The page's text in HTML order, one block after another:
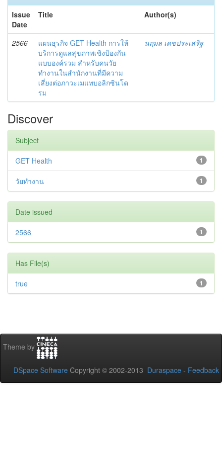
Issue
Date
Title Author(s)
2566
แผนธุรกิจ GET Health การให้
บริการดูแลสุขภาพเชิงป้องกัน
แบบองค์รวม สำหรับคนวัย
ทำงานในสำนักงานที่มีความ
เสี่ยงต่อภาวะเมแทบอลิกซินโด
รม
นฤมล เดชประเสริฐ
Discover
Subject
1
GET Health
1
วัยทํางาน
Date issued
1
2566
Has File(s)
1
true
Theme by
DSpace Software Copyright © 2002-2013 Duraspace - Feedback